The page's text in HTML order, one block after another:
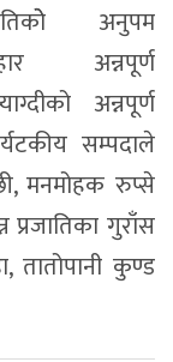
अनुपम
अन्नपूर्ण
अन्नपूर्ण
सम्पदाले
मनमोहक रुप्से
प्रजातिका गुराँस
तातोपानी कुण्ड